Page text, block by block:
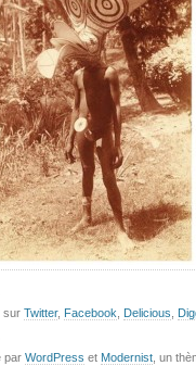
sur Twitter, Facebook Delicious
par WordPress et Modernist , un